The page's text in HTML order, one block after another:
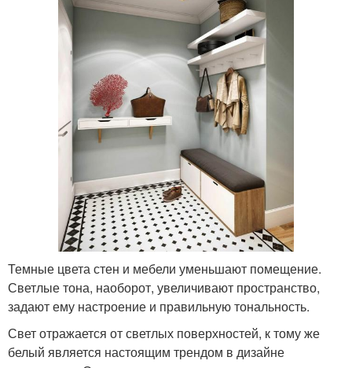
Темные цвета стен и мебели уменьшают помещение.
Светлые тона, наоборот, увеличивают пространство,
задают ему настроение и правильную тональность.
Свет отражается от светлых поверхностей, к тому же
белый является настоящим трендом в дизайне